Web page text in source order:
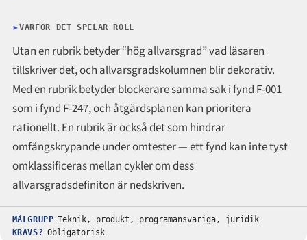
VARFÖR DET SPELAR ROLL
Utan en rubrik betyder “hög allvarsgrad” vad läsaren
tillskriver det, och allvarsgradskolumnen blir dekorativ.
Med en rubrik betyder blockerare samma sak i fynd F-001
som i fynd F-247, och åtgärdsplanen kan prioritera
rationellt. En rubrik är också det som hindrar
omfångskrypande under omtester — ett fynd kan inte tyst
omklassificeras mellan cykler om dess
allvarsgradsdefiniton är nedskriven.
MÅLGRUPP Teknik, produkt, programansvariga, juridik
KRÄVS? Obligatorisk